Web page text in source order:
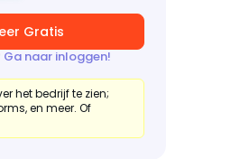
Gratis
Ga naar inloggen!
het bedrijf te zien;
en meer. Of